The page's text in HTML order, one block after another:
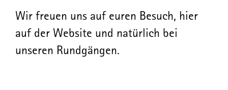
Wir freuen uns auf euren Besuch, hier
auf der Website und natürlich bei
unseren Rundgängen.